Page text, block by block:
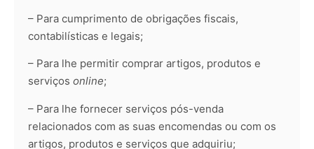
– Para cumprimento de obrigações fiscais,
contabilísticas e legais;
– Para lhe permitir comprar artigos, produtos e
serviços online;
– Para lhe fornecer serviços pós-venda
relacionados com as suas encomendas ou com os
artigos, produtos e serviços que adquiriu;